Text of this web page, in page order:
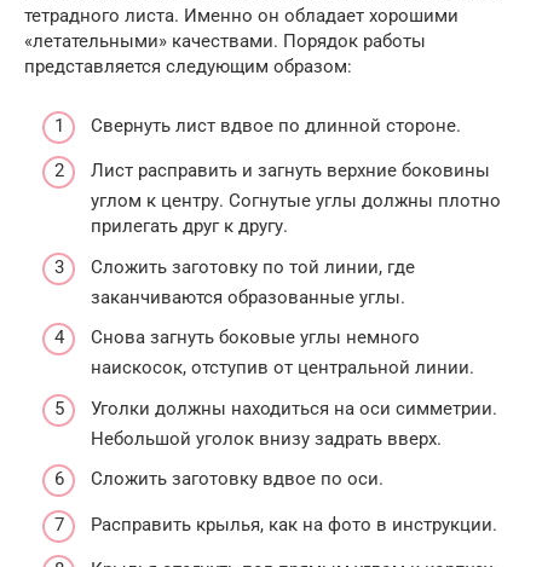
тетрадного листа. Именно он обладает хорошими
«летательными» качествами. Порядок работы
представляется следующим образом:
Свернуть лист вдвое по длинной стороне.
Лист расправить и загнуть верхние боковины
углом к центру. Согнутые углы должны плотно
прилегать друг к другу.
Сложить заготовку по той линии, где
заканчиваются образованные углы.
Снова загнуть боковые углы немного
наискосок, отступив от центральной линии.
Уголки должны находиться на оси симметрии.
Небольшой уголок внизу задрать вверх.
Сложить заготовку вдвое по оси.
Расправить крылья, как на фото в инструкции.